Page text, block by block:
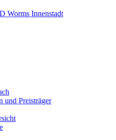
und Preisträger